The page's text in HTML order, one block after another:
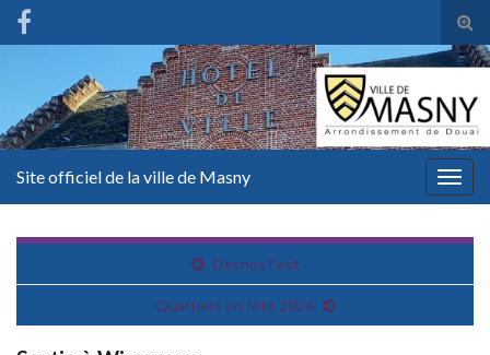
Site officiel de la ville de Masny
Desnos Fest
Quartiers en fête 2026